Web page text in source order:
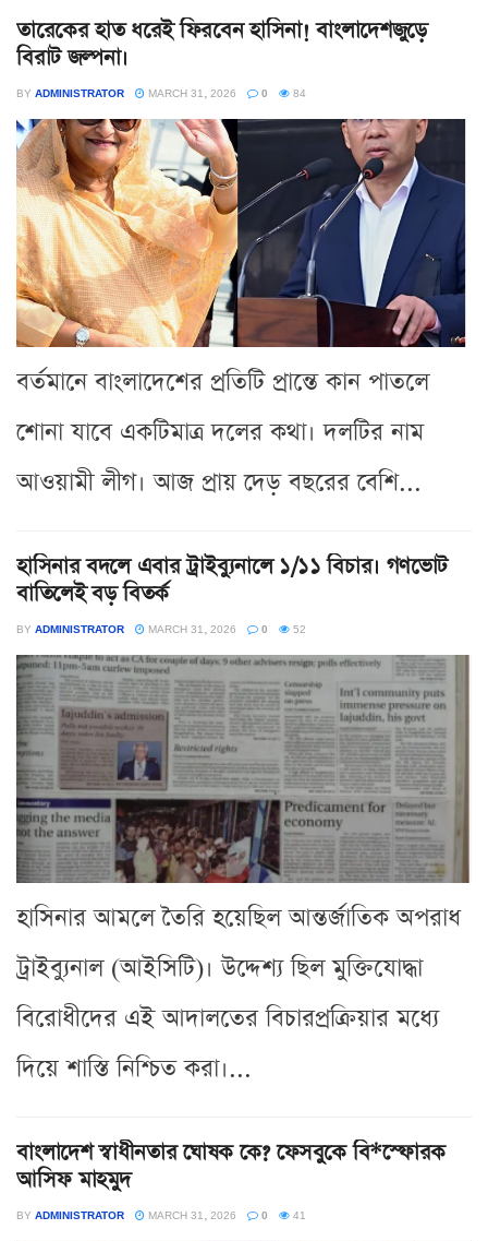
তারেকের হাত ধরেই ফিরবেন হাসিনা! বাংলাদেশজুড়ে
বিরাট জল্পনা।
BY ADMINISTRATOR MARCH 31, 2026 0 84
বর্তমানে বাংলাদেশের প্রতিটি প্রান্তে কান পাতলে
শোনা যাবে একটিমাত্র দলের কথা। দলটির নাম
আওয়ামী লীগ। আজ প্রায় দেড় বছরের বেশি...
হাসিনার বদলে এবার ট্রাইব্যুনালে ১/১১ বিচার। গণভোট
বাতিলেই বড় বিতর্ক
BY ADMINISTRATOR MARCH 31, 2026 0 52
হাসিনার আমলে তৈরি হয়েছিল আন্তর্জাতিক অপরাধ
ট্রাইব্যুনাল (আইসিটি)। উদ্দেশ্য ছিল মুক্তিযোদ্ধা
বিরোধীদের এই আদালতের বিচারপ্রক্রিয়ার মধ্যে
দিয়ে শাস্তি নিশ্চিত করা।...
বাংলাদেশ স্বাধীনতার ঘোষক কে? ফেসবুকে বি*স্ফোরক
আসিফ মাহমুদ
BY ADMINISTRATOR MARCH 31, 2026 0 41